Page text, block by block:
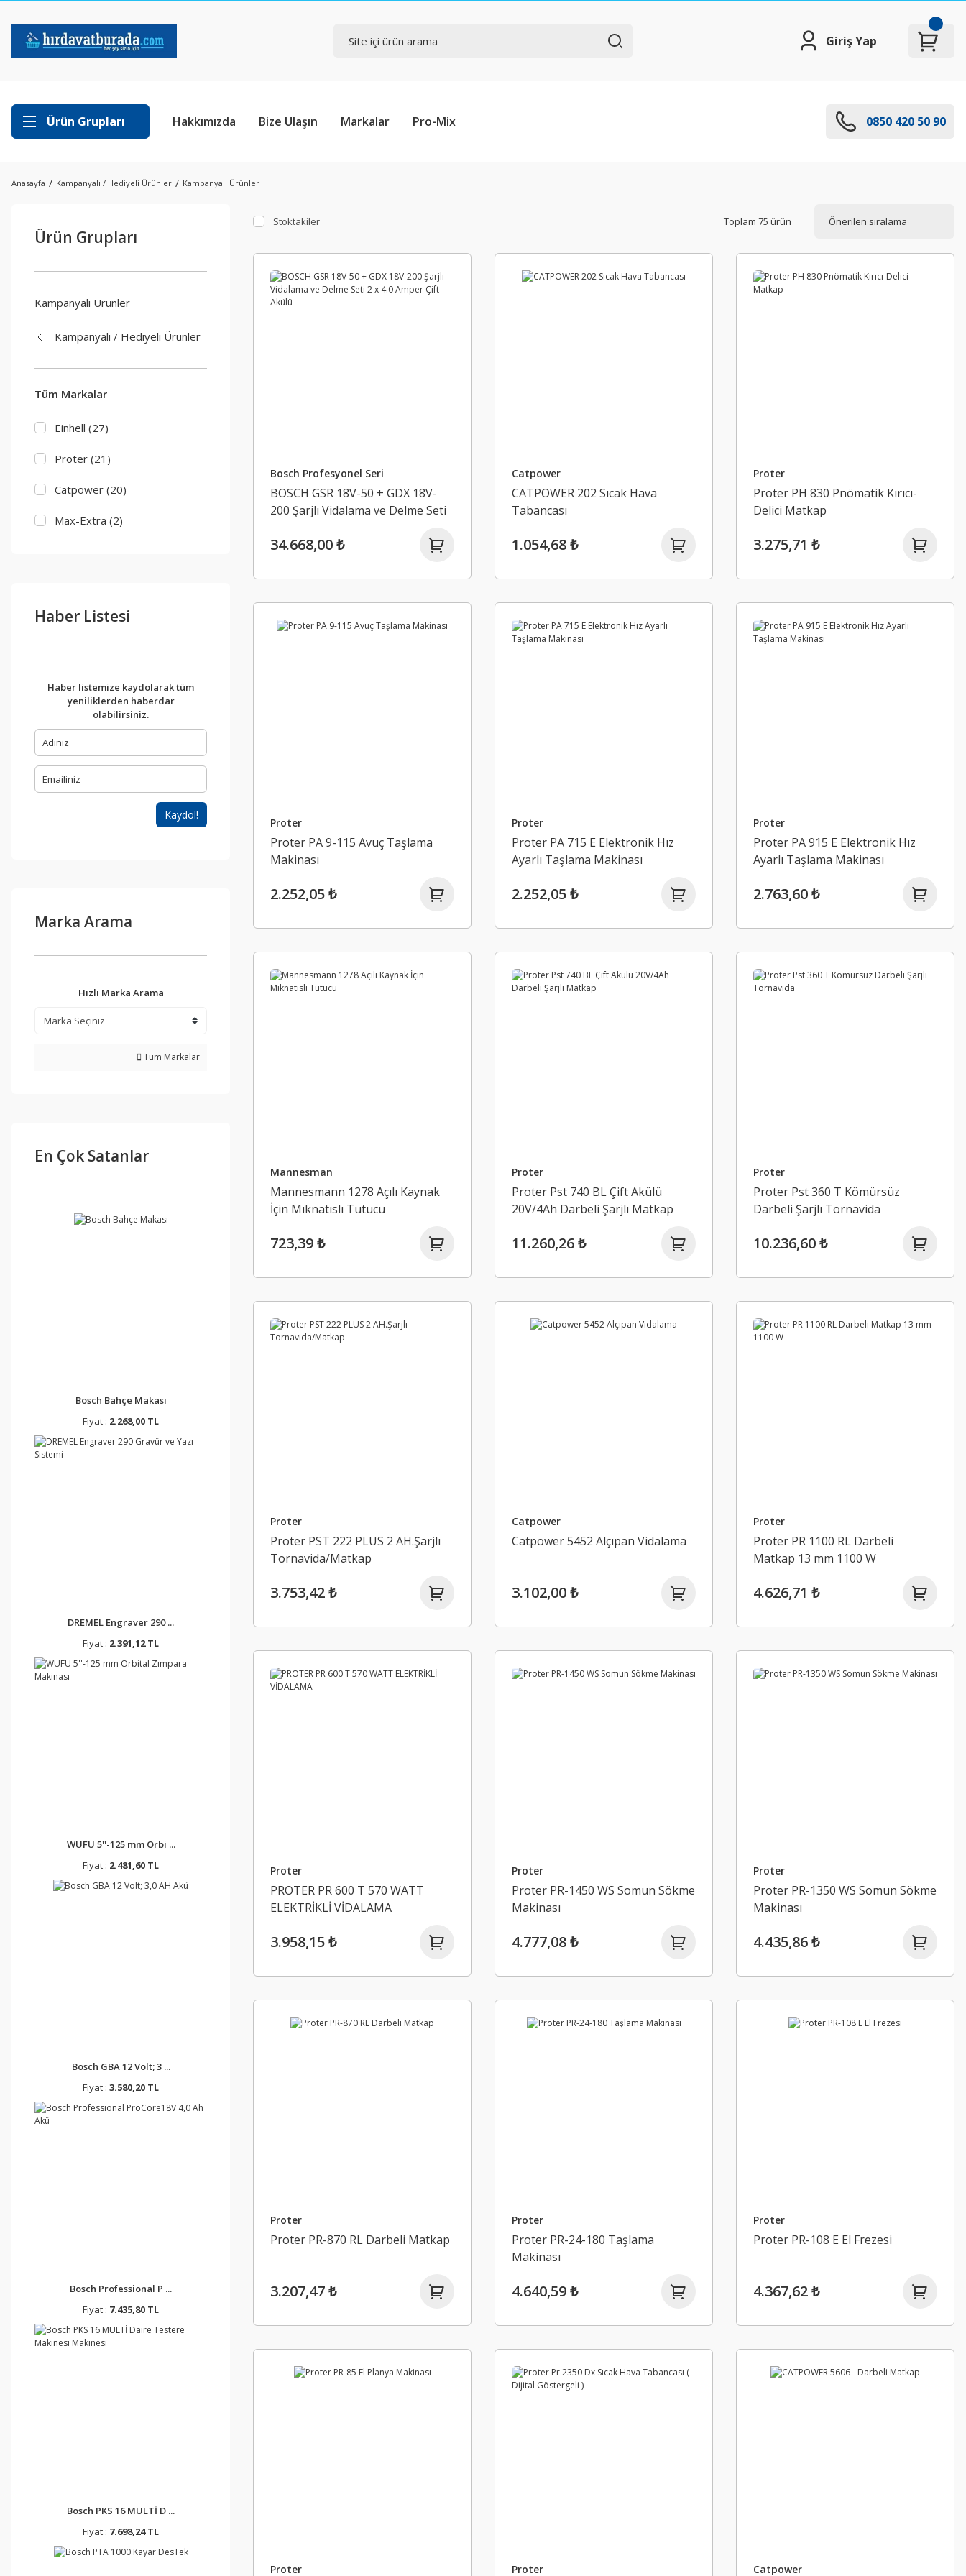
Giriş Yap
Ürün Grupları Hakkımızda Bize Ulaşın Markalar Pro-Mix 0850 420 50 90
Anasayfa Kampanyalı / Hediyeli Ürünler Kampanyalı Ürünler
Ürün Grupları
Kampanyalı Ürünler
Kampanyalı / Hediyeli Ürünler
Tüm Markalar
Einhell (27)
Proter (21)
Catpower (20)
Max-Extra (2)
Stayer (1)
Haber Listesi
Haber listemize kaydolarak tüm
yeniliklerden haberdar
olabilirsiniz.
Kaydol!
Marka Arama
Hızlı Marka Arama
Tüm Markalar
En Çok Satanlar
Bosch Bahçe Makası
Fiyat : 2.268,00 TL
DREMEL Engraver 290 ...
Fiyat : 2.391,12 TL
WUFU 5''-125 mm Orbi ...
Fiyat : 2.481,60 TL
Bosch GBA 12 Volt; 3 ...
Fiyat : 3.580,20 TL
Bosch Professional P ...
Fiyat : 7.435,80 TL
Bosch PKS 16 MULTİ D ...
Fiyat : 7.698,24 TL
Stoktakiler Toplam 75 ürün
Bosch Profesyonel Seri
BOSCH GSR 18V-50 + GDX 18V-
200 Şarjlı Vidalama ve Delme Seti
34.668,00 ₺
Catpower
CATPOWER 202 Sıcak Hava
Tabancası
1.054,68 ₺
Proter
Proter PH 830 Pnömatik Kırıcı-
Delici Matkap
3.275,71 ₺
Proter
Proter PA 9-115 Avuç Taşlama
Makinası
2.252,05 ₺
Proter
Proter PA 715 E Elektronik Hız
Ayarlı Taşlama Makinası
2.252,05 ₺
Proter
Proter PA 915 E Elektronik Hız
Ayarlı Taşlama Makinası
2.763,60 ₺
Mannesman
Mannesmann 1278 Açılı Kaynak
İçin Mıknatıslı Tutucu
723,39 ₺
Proter
Proter Pst 740 BL Çift Akülü
20V/4Ah Darbeli Şarjlı Matkap
11.260,26 ₺
Proter
Proter Pst 360 T Kömürsüz
Darbeli Şarjlı Tornavida
10.236,60 ₺
Proter
Proter PST 222 PLUS 2 AH.Şarjlı
Tornavida/Matkap
3.753,42 ₺
Catpower
Catpower 5452 Alçıpan Vidalama
3.102,00 ₺
Proter
Proter PR 1100 RL Darbeli
Matkap 13 mm 1100 W
4.626,71 ₺
Proter
PROTER PR 600 T 570 WATT
ELEKTRİKLİ VİDALAMA
3.958,15 ₺
Proter
Proter PR-1450 WS Somun Sökme
Makinası
4.777,08 ₺
Proter
Proter PR-1350 WS Somun Sökme
Makinası
4.435,86 ₺
Proter
Proter PR-870 RL Darbeli Matkap
3.207,47 ₺
Proter
Proter PR-24-180 Taşlama
Makinası
4.640,59 ₺
Proter
Proter PR-108 E El Frezesi
4.367,62 ₺
Proter Proter Catpower